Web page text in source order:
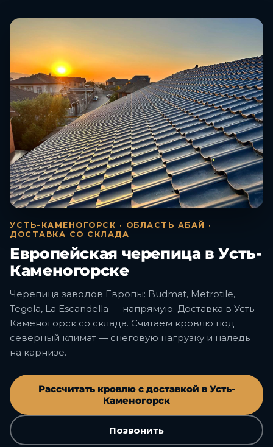
УСТЬ-КАМЕНОГОРСК · ОБЛАСТЬ АБАЙ ·
ДОСТАВКА СО СКЛАДА
Европейская черепица в Усть-
Каменогорске
Черепица заводов Европы: Budmat, Metrotile,
Tegola, La Escandella — напрямую. Доставка в Усть-
Каменогорск со склада. Считаем кровлю под
северный климат — снеговую нагрузку и наледь
на карнизе.
Рассчитать кровлю с доставкой в Усть-
Каменогорск
Позвонить